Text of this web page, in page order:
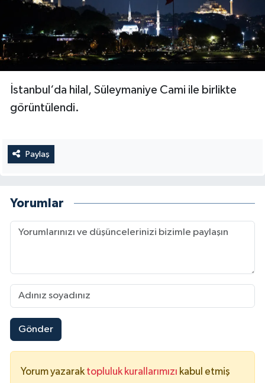
İstanbul‘da hilal, Süleymaniye Cami ile birlikte
görüntülendi.
Paylaş
Yorumlar
Gönder
Yorum yazaraktopluluk kurallarımızı kabul etmiş